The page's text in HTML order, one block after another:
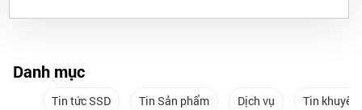
Danh mục
Tin tức SSD Tin Sản phẩm Dịch vụ Tin khuyến